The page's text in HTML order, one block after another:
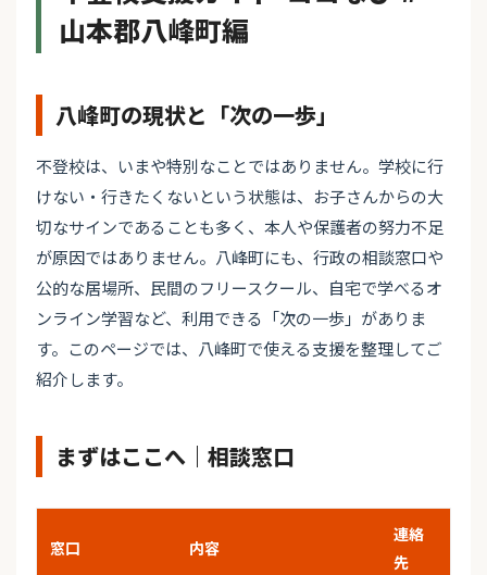
山本郡八峰町編
八峰町の現状と「次の一歩」
不登校は、いまや特別なことではありません。学校に行
けない・行きたくないという状態は、お子さんからの大
切なサインであることも多く、本人や保護者の努力不足
が原因ではありません。八峰町にも、行政の相談窓口や
公的な居場所、民間のフリースクール、自宅で学べるオ
ンライン学習など、利用できる「次の一歩」がありま
す。このページでは、八峰町で使える支援を整理してご
紹介します。
まずはここへ｜相談窓口
窓口 内容
連絡
先